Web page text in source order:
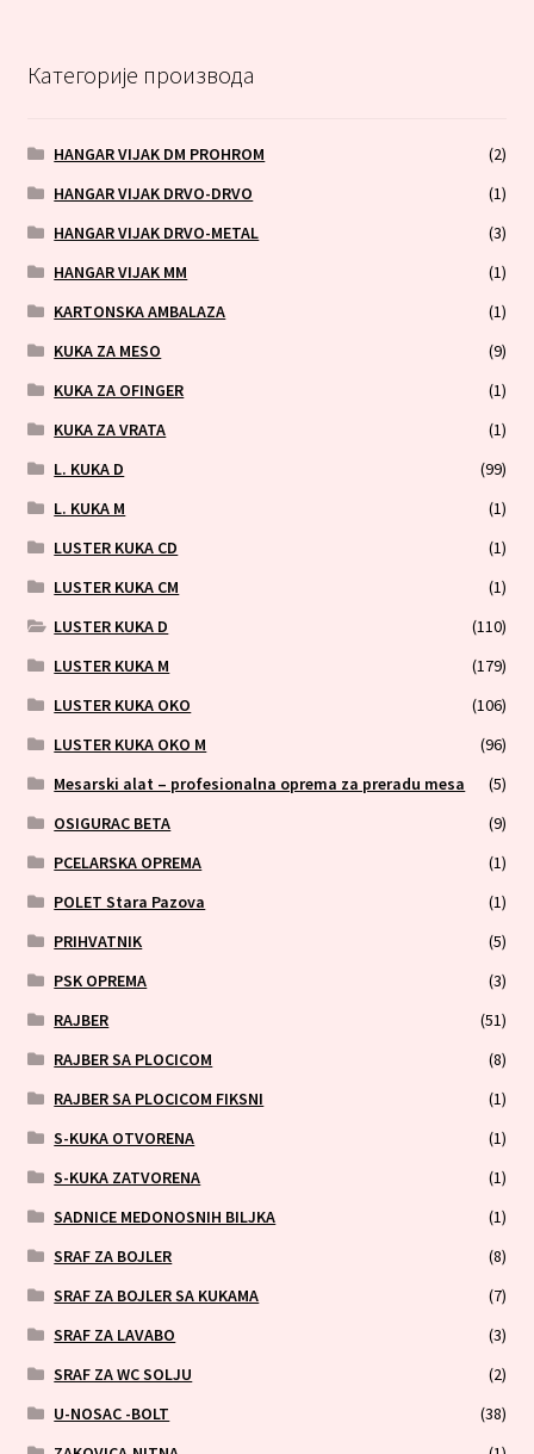
Категорије производа
HANGAR VIJAK DM PROHROM
(2)
HANGAR VIJAK DRVO-DRVO
(1)
HANGAR VIJAK DRVO-METAL
(3)
HANGAR VIJAK MM
(1)
KARTONSKA AMBALAZA
(1)
KUKA ZA MESO
(9)
KUKA ZA OFINGER
(1)
KUKA ZA VRATA
(1)
L. KUKA D
(99)
L. KUKA M
(1)
LUSTER KUKA CD
(1)
LUSTER KUKA CM
(1)
LUSTER KUKA D
(110)
LUSTER KUKA M
(179)
LUSTER KUKA OKO
(106)
LUSTER KUKA OKO M
(96)
Mesarski alat – profesionalna oprema za preradu mesa
(5)
OSIGURAC BETA
(9)
PCELARSKA OPREMA
(1)
POLET Stara Pazova
(1)
PRIHVATNIK
(5)
PSK OPREMA
(3)
RAJBER
(51)
RAJBER SA PLOCICOM
(8)
RAJBER SA PLOCICOM FIKSNI
(1)
S-KUKA OTVORENA
(1)
S-KUKA ZATVORENA
(1)
SADNICE MEDONOSNIH BILJKA
(1)
SRAF ZA BOJLER
(8)
SRAF ZA BOJLER SA KUKAMA
(7)
SRAF ZA LAVABO
(3)
SRAF ZA WC SOLJU
(2)
U-NOSAC -BOLT
(38)